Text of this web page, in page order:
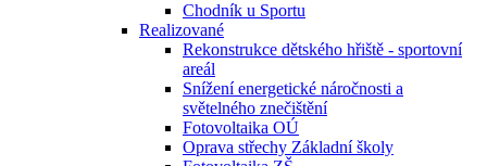
Chodník u Sportu
Realizované
Rekonstrukce dětského hřiště - sportovní
areál
Snížení energetické náročnosti a
světelného znečištění
Fotovoltaika OÚ
Oprava střechy Základní školy